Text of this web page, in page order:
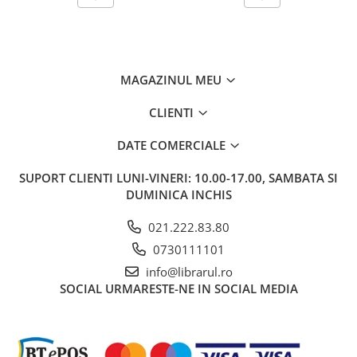
Carti de colorat pentru adulti
Casa, gradina
Istoria comunismului
MAGAZINUL MEU
CLIENTI
DATE COMERCIALE
SUPORT CLIENTI LUNI-VINERI: 10.00-17.00, SAMBATA SI
DUMINICA INCHIS
021.222.83.80
0730111101
info@librarul.ro
SOCIAL URMARESTE-NE IN SOCIAL MEDIA